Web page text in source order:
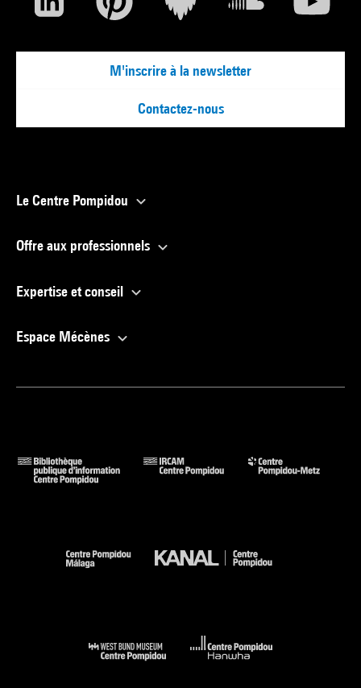
M'inscrire à la newsletter
Contactez-nous
Le Centre Pompidou
Offre aux professionnels
Expertise et conseil
Espace Mécènes